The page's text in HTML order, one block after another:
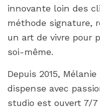
innovante loin des
méthode signature,
un art de vivre pour
soi-même.
Depuis 2015,
dispense avec
studio est ouvert 7/